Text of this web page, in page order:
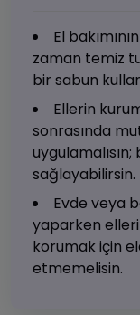
El
zaman temiz
bir sabun
Ellerin
sonrasında
sağlayabilirsin.
Evde veya
yaparken
korumak için
etmemelisin.